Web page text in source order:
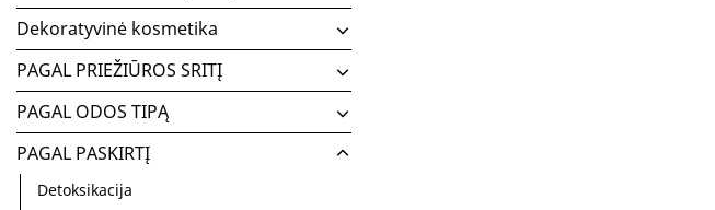
Dekoratyvinė kosmetika
PAGAL PRIEŽIŪROS SRITĮ
PAGAL ODOS TIPĄ
PAGAL PASKIRTĮ
Detoksikacija